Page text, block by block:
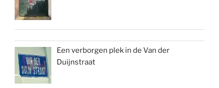
Een verborgen plek in de Van der
Duijnstraat